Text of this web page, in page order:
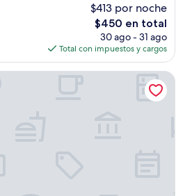
$413 por noche
El
precio
actual
es
de
$450 en total
30 ago - 31 ago
Total con impuestos y cargos